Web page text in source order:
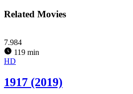
Related Movies
7.984
119 min
HD
1917 (2019)